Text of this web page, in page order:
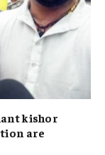
kishor
are